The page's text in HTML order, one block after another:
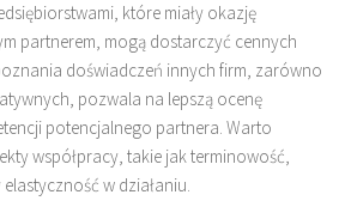
które miały okazję
partnerem, mogą dostarczyć cennych
doświadczeń innych firm, zarówno
pozwala na lepszą ocenę
potencjalnego partnera. Warto
współpracy, takie jak terminowość,
w działaniu.